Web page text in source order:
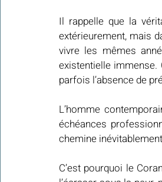
Il rappelle que la
extérieurement, mais
vivre les mêmes
existentielle immense.
parfois l’absence de
L’homme
échéances
chemine
C’est pourquoi le